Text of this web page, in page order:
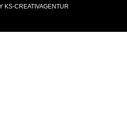
KS-CREATIVAGENTUR